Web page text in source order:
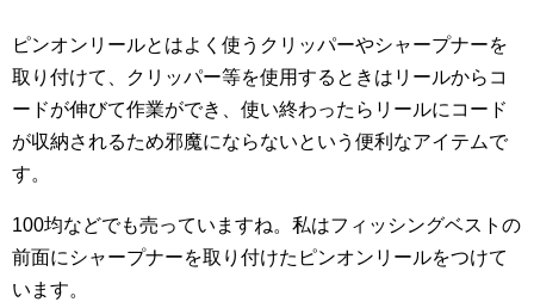
ピンオンリールとはよく使うクリッパーやシャープナーを
取り付けて、クリッパー等を使用するときはリールからコ
ードが伸びて作業ができ、使い終わったらリールにコード
が収納されるため邪魔にならないという便利なアイテムで
す。
100均などでも売っていますね。私はフィッシングベストの
前面にシャープナーを取り付けたピンオンリールをつけて
います。